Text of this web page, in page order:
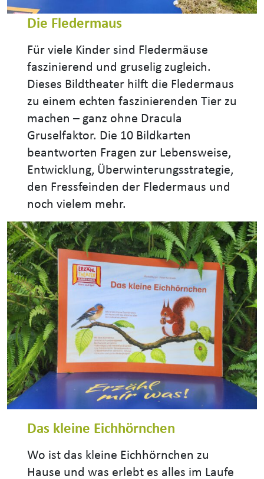
Die Fledermaus
Für viele Kinder sind Fledermäuse
faszinierend und gruselig zugleich.
Dieses Bildtheater hilft die Fledermaus
zu einem echten faszinierenden Tier zu
machen – ganz ohne Dracula
Gruselfaktor. Die 10 Bildkarten
beantworten Fragen zur Lebensweise,
Entwicklung, Überwinterungsstrategie,
den Fressfeinden der Fledermaus und
noch vielem mehr.
Das kleine Eichhörnchen
Wo ist das kleine Eichhörnchen zu
Hause und was erlebt es alles im Laufe